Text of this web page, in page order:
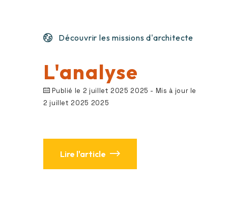
Découvrir les missions d'architecte
L'analyse
Publié le 2 juillet 2025 2025 - Mis à jour le
2 juillet 2025 2025
Lire l'article